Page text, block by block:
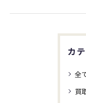
カ
全
買